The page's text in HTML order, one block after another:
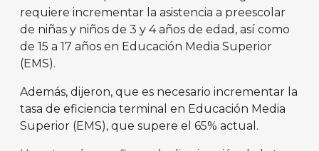
requiere incrementar la asistencia a preescolar
de niñas y niños de 3 y 4 años de edad, así como
de 15 a 17 años en Educación Media Superior
(EMS).
Además, dijeron, que es necesario incrementar la
tasa de eficiencia terminal en Educación Media
Superior (EMS), que supere el 65% actual.